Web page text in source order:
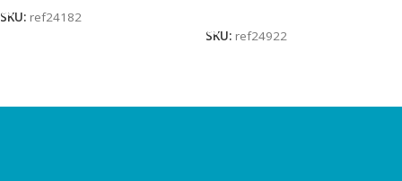
SKU: ref24182
SKU: ref24922